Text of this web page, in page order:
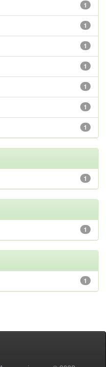
1
1
1
1
1
1
1
1
1
1